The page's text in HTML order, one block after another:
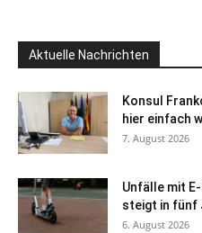
Aktuelle Nachrichten
Konsul
hier einfach
7. August 2026
Unfälle mit
steigt in fünf
6. August 2026